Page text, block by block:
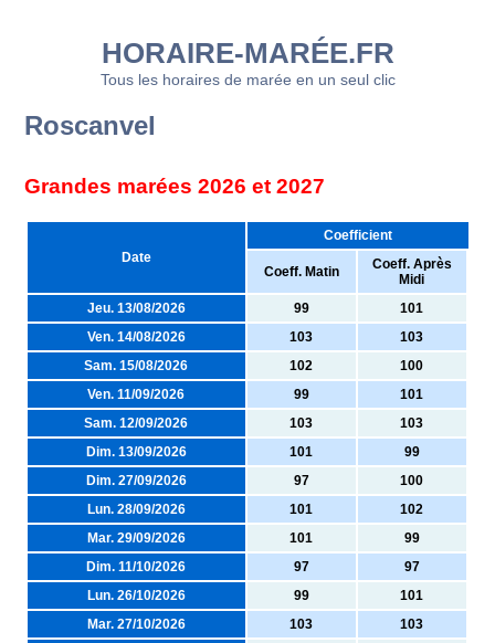
HORAIRE-MARÉE.FR
Tous les horaires de marée en un seul clic
Roscanvel
Grandes marées 2026 et 2027
Date
Coefficient
Coeff. Matin
Coeff. Après
Midi
Jeu. 13/08/2026
99
101
Ven. 14/08/2026
103
103
Sam. 15/08/2026
102
100
Ven. 11/09/2026
99
101
Sam. 12/09/2026
103
103
Dim. 13/09/2026
101
99
Dim. 27/09/2026
97
100
Lun. 28/09/2026
101
102
Mar. 29/09/2026
101
99
Dim. 11/10/2026
97
97
Lun. 26/10/2026
99
101
Mar. 27/10/2026
103
103